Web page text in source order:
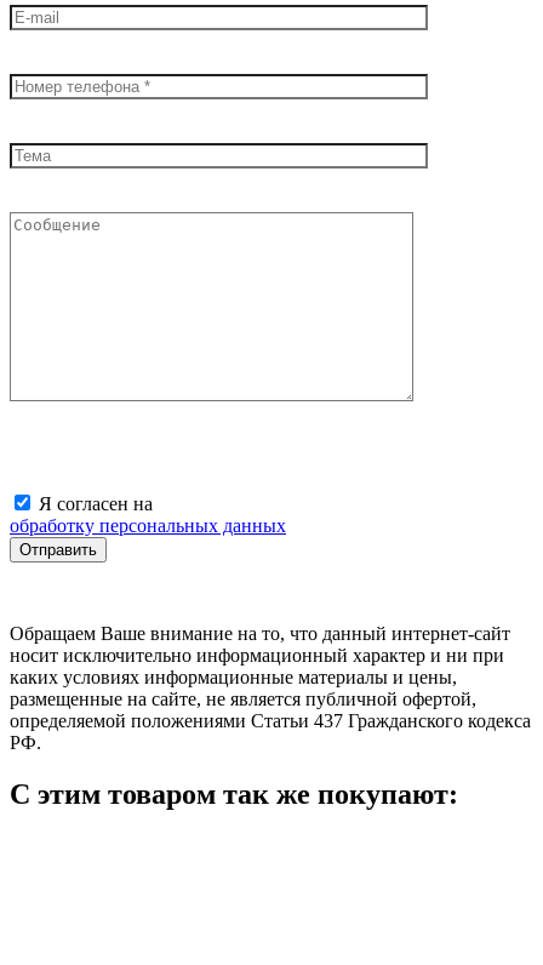
Я согласен на
обработку персональных данных
Обращаем Ваше внимание на то, что данный интернет-сайт
носит исключительно информационный характер и ни при
каких условиях информационные материалы и цены,
размещенные на сайте, не является публичной офертой,
определяемой положениями Статьи 437 Гражданского кодекса
РФ.
С этим товаром так же покупают: